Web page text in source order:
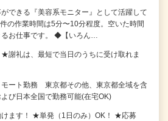
できる『美容系モニター』として活躍して
の作業時間は5分〜10分程度。空いた時間
るお仕事です。 ◆【いろん…
礼は、最短で当日のうちに受け取れま
ート勤務 東京都その他、東京都全域を含
び日本全国で勤務可能(在宅OK)
けます！ ★単発（1日のみ）OK！ ★応募